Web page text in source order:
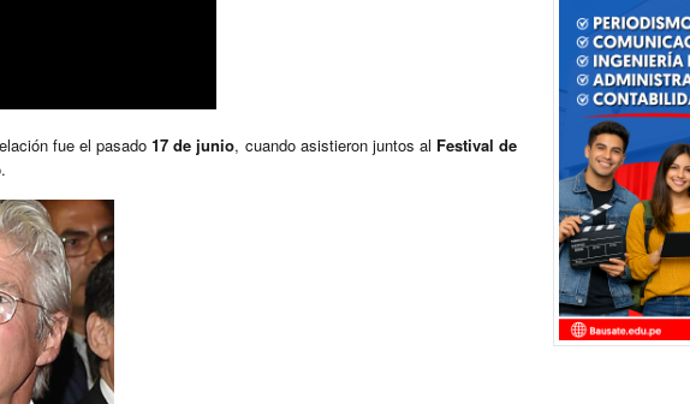
fue el pasado17 de junio, cuando asistieron juntos al Festival de